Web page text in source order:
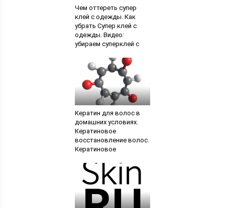
Чем оттереть супер
клей с одежды. Как
убрать Супер клей с
одежды. Видео:
убираем суперклей с
Кератин для волос в
домашних условиях.
Кератиновое
восстановление волос.
Кератиновое